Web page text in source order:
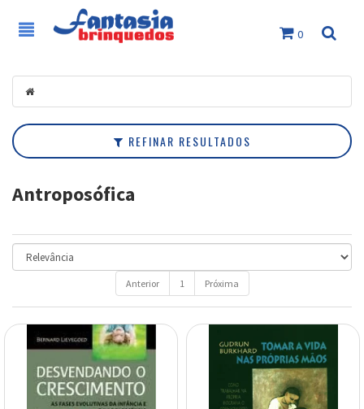
0
REFINAR RESULTADOS
Categorias
Marcas
Faixa
Preço
Antroposófica
Anterior 1 Próxima